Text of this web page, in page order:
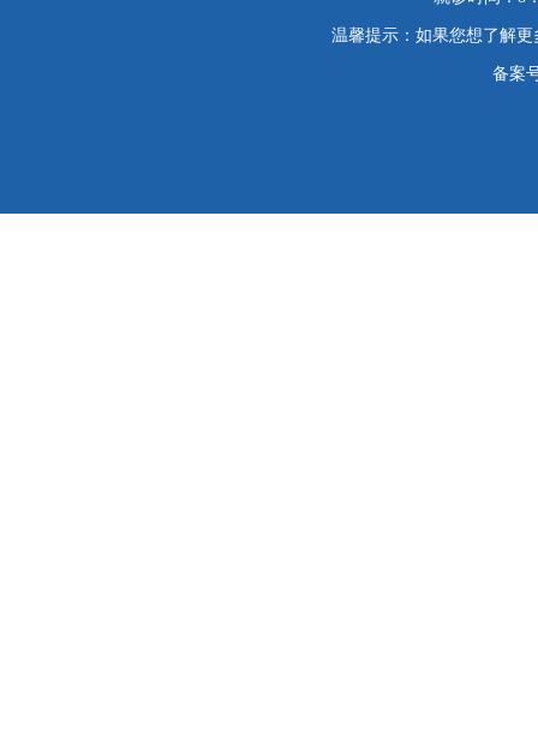
温馨提示：如果您想了解
备案